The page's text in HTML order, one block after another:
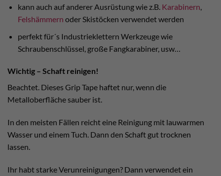
kann auch auf anderer Ausrüstung wie z.B. Karabinern,
Felshämmern oder Skistöcken verwendet werden
perfekt für´s Industrieklettern Werkzeuge wie
Schraubenschlüssel, große Fangkarabiner, usw…
Wichtig – Schaft reinigen!
Beachtet. Dieses Grip Tape haftet nur, wenn die
Metalloberfläche sauber ist.
In den meisten Fällen reicht eine Reinigung mit lauwarmen
Wasser und einem Tuch. Dann den Schaft gut trocknen
lassen.
Ihr habt starke Verunreinigungen? Dann verwendet ein